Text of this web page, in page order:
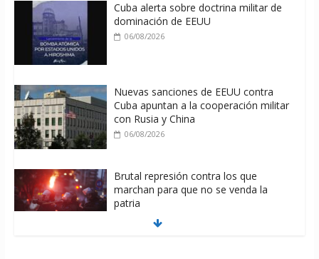
Cuba alerta sobre doctrina militar de
dominación de EEUU
06/08/2026
Nuevas sanciones de EEUU contra
Cuba apuntan a la cooperación militar
con Rusia y China
06/08/2026
Brutal represión contra los que
marchan para que no se venda la
patria
06/08/2026